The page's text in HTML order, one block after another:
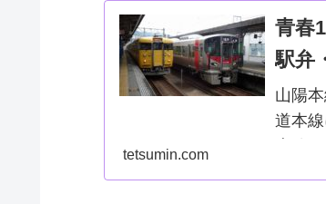
青春
駅弁
山陽
道本
本線
tetsumin.com